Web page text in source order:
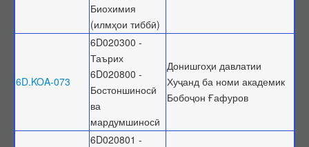
Биохимия
(илмҳои тиббӣ)
6D.KOA-073
6D020300 -
Таърих
6D020800 -
Бостоншиносӣ
ва
мардумшиносӣ
Донишгоҳи давлатии
Хуҷанд ба номи академик
Бобоҷон Ғафуров
6D020801 -